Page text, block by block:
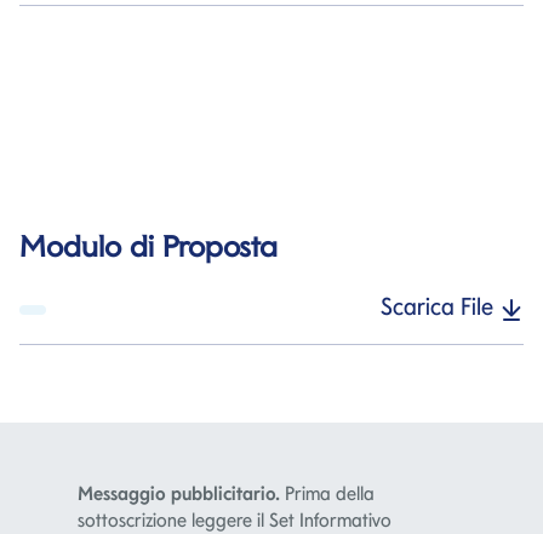
Modulo di Proposta
Scarica File
Messaggio pubblicitario. Prima della
sottoscrizione leggere il Set Informativo